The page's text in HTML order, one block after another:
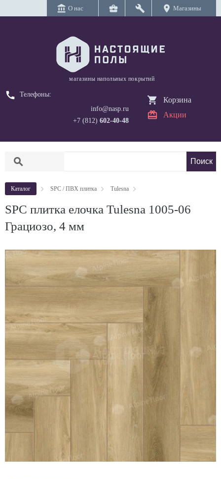
account_balance О нас business_center build location_on Магазины
магазины напольных покрытий
call
Телефоны:
info@nasp.ru
+7 (812) 602-40-48
Корзина
Акции
search
Каталог SPC / ПВХ плитка Tulesna
SPC плитка елочка Tulesna 1005-06
Грациозо, 4 мм